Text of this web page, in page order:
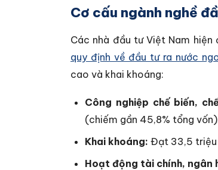
Cơ cấu ngành nghề
Các nhà đầu tư Việt Nam
quy định về đầu tư ra nước
cao và khai khoáng:
Công nghiệp chế biến,
(chiếm gần 45,8% tổng
Khai khoáng: Đạt 33,5 triệu
Hoạt động tài chính, ngân